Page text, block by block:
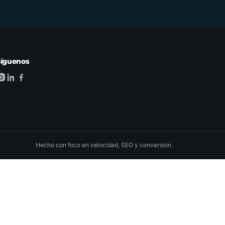
Hecho con foco en velocidad, SEO y conversión.